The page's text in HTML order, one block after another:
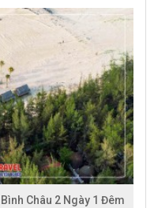
Châu 2 Ngày 1 Đêm